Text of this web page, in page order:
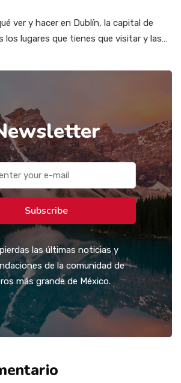
ver y hacer en Dublín, la capital de
los lugares que tienes que visitar y las…
Subscribe
las últimas noticias y
de la comunidad de
más grande de México.